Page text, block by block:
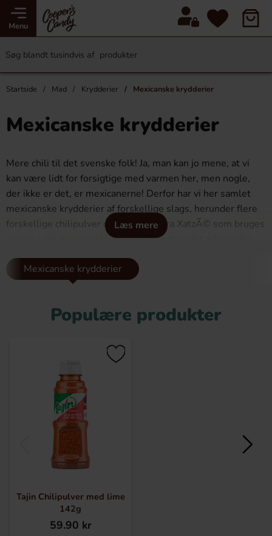
Menu
Startside Mad Krydderier Mexicanske krydderier
Mexicanske krydderier
Læs mere
Mere chili til det svenske folk! Ja, man kan jo mene, at vi
kan være lidt for forsigtige med varmen her, men nogle,
der ikke er det, er mexicanerne! Derfor har vi her samlet
mexicanske krydderier af forskellige slags, herunder flere
forskellige chilipulver og chiliflakes fra XatzÃ© som bruges
meget i det mexicanske køkken, blandt andet arbola chili,
hele tørrede chilier af forskellige sorter. Du finder også
masser af andre krydderier fra andre producenter, som
Mexicanske krydderier
Populære produkter
Tajin Chilipulver med lime
142g
59.90 kr